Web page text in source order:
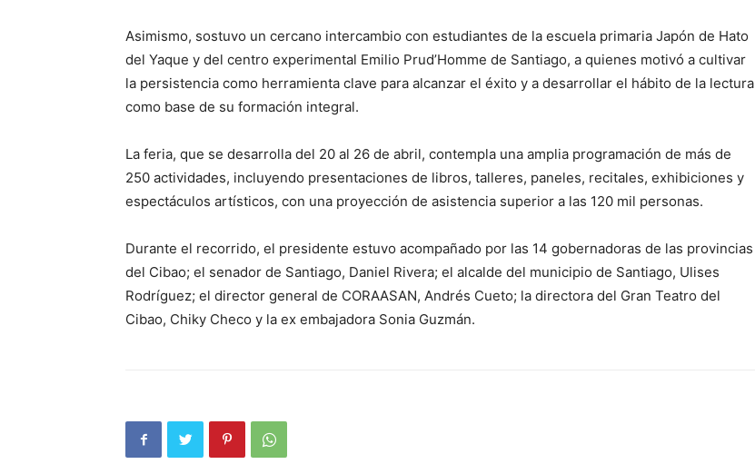
Asimismo, sostuvo un cercano intercambio con estudiantes de la escuela primaria Japón de Hato
del Yaque y del centro experimental Emilio Prud’Homme de Santiago, a quienes motivó a cultivar
la persistencia como herramienta clave para alcanzar el éxito y a desarrollar el hábito de la lectura
como base de su formación integral.
La feria, que se desarrolla del 20 al 26 de abril, contempla una amplia programación de más de
250 actividades, incluyendo presentaciones de libros, talleres, paneles, recitales, exhibiciones y
espectáculos artísticos, con una proyección de asistencia superior a las 120 mil personas.
Durante el recorrido, el presidente estuvo acompañado por las 14 gobernadoras de las provincias
del Cibao; el senador de Santiago, Daniel Rivera; el alcalde del municipio de Santiago, Ulises
Rodríguez; el director general de CORAASAN, Andrés Cueto; la directora del Gran Teatro del
Cibao, Chiky Checo y la ex embajadora Sonia Guzmán.